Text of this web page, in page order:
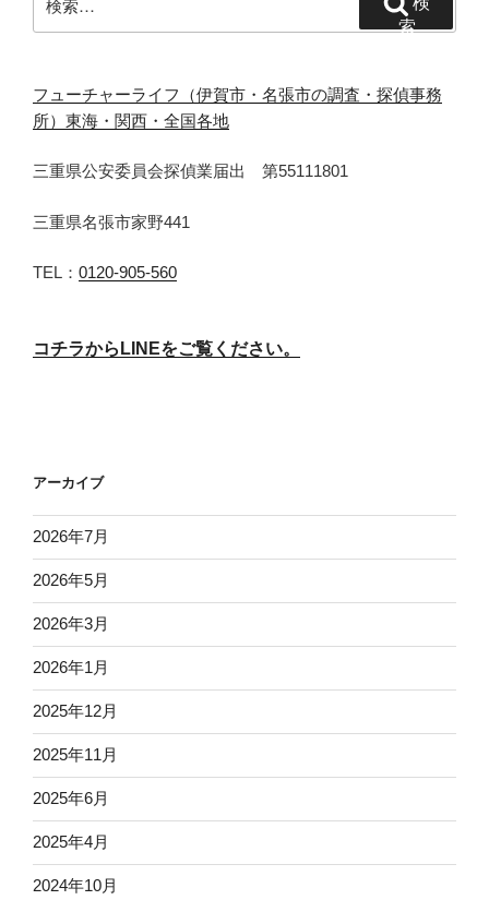
索:
索
フューチャーライフ（伊賀市・名張市の調査・探偵事務
所）東海・関西・全国各地
三重県公安委員会探偵業届出 第55111801
三重県名張市家野441
TEL： 0120-905-560
コチラからLINEをご覧ください。
アーカイブ
2026年7月
2026年5月
2026年3月
2026年1月
2025年12月
2025年11月
2025年6月
2025年4月
2024年10月